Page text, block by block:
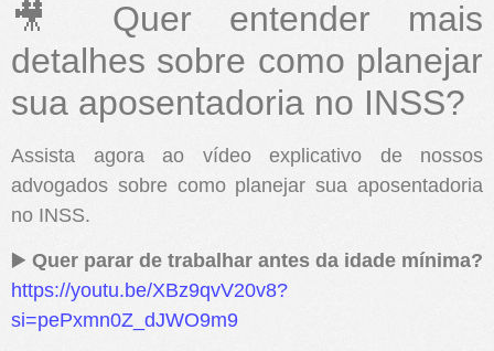
🎥 Quer entender mais
detalhes sobre como planejar
sua aposentadoria no INSS?
Assista agora ao vídeo explicativo de nossos
advogados sobre como planejar sua aposentadoria
no INSS.
▶️ Quer parar de trabalhar antes da idade mínima?
https://youtu.be/XBz9qvV20v8?
si=pePxmn0Z_dJWO9m9